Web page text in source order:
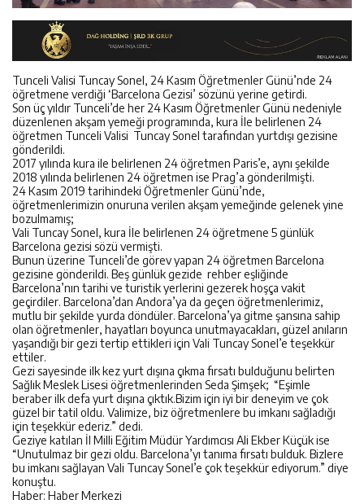
Tunceli Valisi Tuncay Sonel, 24 Kasım Öğretmenler Günü’nde 24
öğretmene verdiği ‘Barcelona Gezisi’ sözünü yerine getirdi.
Son üç yıldır Tunceli’de her 24 Kasım Öğretmenler Günü nedeniyle
düzenlenen akşam yemeği programında, kura İle belirlenen 24
öğretmen Tunceli Valisi Tuncay Sonel tarafından yurtdışı gezisine
gönderildi.
2017 yılında kura ile belirlenen 24 öğretmen Paris’e, aynı şekilde
2018 yılında belirlenen 24 öğretmen ise Prag’a gönderilmişti.
24 Kasım 2019 tarihindeki Öğretmenler Günü’nde,
öğretmenlerimizin onuruna verilen akşam yemeğinde gelenek yine
bozulmamış;
Vali Tuncay Sonel, kura İle belirlenen 24 öğretmene 5 günlük
Barcelona gezisi sözü vermişti.
Bunun üzerine Tunceli’de görev yapan 24 öğretmen Barcelona
gezisine gönderildi. Beş günlük gezide rehber eşliğinde
Barcelona’nın tarihi ve turistik yerlerini gezerek hoşça vakit
geçirdiler. Barcelona’dan Andora’ya da geçen öğretmenlerimiz,
mutlu bir şekilde yurda döndüler. Barcelona’ya gitme şansına sahip
olan öğretmenler, hayatları boyunca unutmayacakları, güzel anıların
yaşandığı bir gezi tertip ettikleri için Vali Tuncay Sonel’e teşekkür
ettiler.
Gezi sayesinde ilk kez yurt dışına çıkma fırsatı bulduğunu belirten
Sağlık Meslek Lisesi öğretmenlerinden Seda Şimşek; “Eşimle
beraber ilk defa yurt dışına çıktık.Bizim için iyi bir deneyim ve çok
güzel bir tatil oldu. Valimize, biz öğretmenlere bu imkanı sağladığı
için teşekkür ederiz.” dedi.
Geziye katılan İl Milli Eğitim Müdür Yardımcısı Ali Ekber Küçük ise
“Unutulmaz bir gezi oldu. Barcelona’yı tanıma fırsatı bulduk. Bizlere
bu imkanı sağlayan Vali Tuncay Sonel’e çok teşekkür ediyorum.” diye
konuştu.
Haber: Haber Merkezi